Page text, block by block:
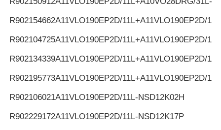
R902154662A11VLO190EP2D/11L+A11VLO190EP2D/11L
R902104725A11VLO190EP2D/11L+A11VLO190EP2D/11L
R902134339A11VLO190EP2D/11L+A11VLO190EP2D/11L
R902195773A11VLO190EP2D/11L+A11VLO190EP2D/11L
R902106021A11VLO190EP2D/11L-NSD12K02H
R902229172A11VLO190EP2D/11L-NSD12K17P